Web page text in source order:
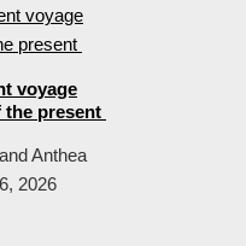
voyage
the present
Anthea
2026